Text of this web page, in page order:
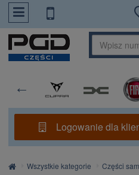
PrzejdzDoTresci
Logowanie dla
StronaWszystkie kategorie
Części